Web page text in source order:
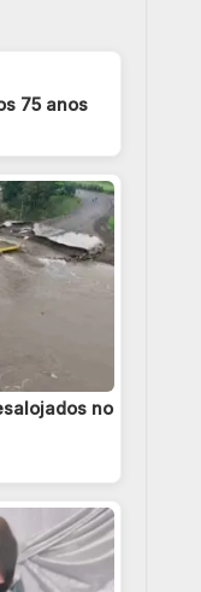
75 anos
no